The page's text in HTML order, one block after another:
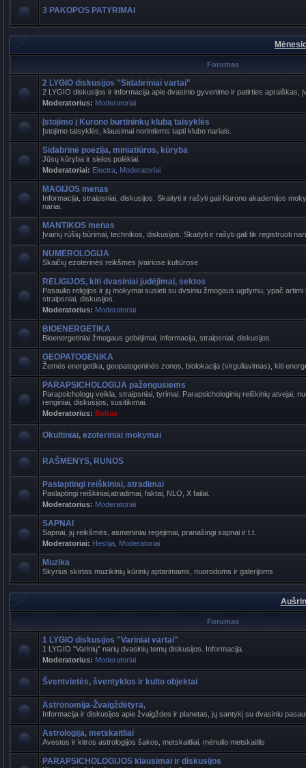
3 PAKOPOS PATYRIMAI
Forumas
2 LYGIO diskusijos "Sidabriniai vartai"
2 LYGIO diskusijos ir informacija apie dvasinio gyvenimo ir patirties apraiškas,
Moderatorius: Moderatoriai
Įstojimo į Kurono burtininkų klubą taisyklės
Įstojimo taisyklės, klausimai norintiems tapti klubo nariais.
Sidabrinė poezija, miniatiūros, kūryba
Jūsų kūryba ir sielos polėkiai.
Moderatoriai: Electra Moderatoriai
MAGIJOS menas
Informacija, straipsniai, diskusijos. Skaityti ir rašyti gali Kurono akademijos
nariai.
MANTIKOS menas
Įvairių rūšių būrimai, technikos, diskusijos. Skaityti ir rašyti gali tik registruoti
NUMEROLOGIJA
Skaičių ezoterinės reikšmės įvairiose kultūrose
RELIGIJOS, kiti dvasiniai judėjimai, sektos
Pasaulio religijos ir jų mokymai susieti su dvsiniu žmogaus ugdymu, ypač
straipsniai, diskusijos.
Moderatorius: Moderatoriai
BIOENERGETIKA
Bioenergetiniai žmogaus gebėjimai, informacija, straipsniai, diskusijos.
GEOPATOGENIKA
Žemės energetika, geopatogeninės zonos, biolokacija (virguliavimas), kiti
PARAPSICHOLOGIJA pažengusiems
Parapsichologų veikla, straipsniai, tyrimai. Parapsichologinių reiškinių atvejai,
renginiai, diskusijos, susitikimai.
Moderatorius: Baltas
Okultiniai, ezoteriniai mokymai
RAŠMENYS, RUNOS
Paslaptingi reiškiniai, atradimai
Paslaptingi reiškiniai,atradimai, faktai, NLO, X failai.
Moderatorius: Moderatoriai
SAPNAI
Sapnai, jų reikšmės, asmeniniai regėjimai, pranašingi sapnai ir t.t.
Moderatoriai: Hestija Moderatoriai
Muzika
Skyrius skirtas muzikinių kūrinių aptarimams, nuorodoms ir galerijoms
Forumas
1 LYGIO diskusijos "Variniai vartai"
1 LYGIO "Varinių" narių dvasinių temų diskusijos. Informacija.
Moderatorius: Moderatoriai
Šventvietės, šventyklos ir kulto objektai
Astronomija-Žvaigždėtyra,
Informacija ir diskusijos apie žvaigždes ir planetas, jų santykį su dvasiniu
Astrologija, metskaitliai
Avestos ir kitros astrologijos šakos, metskaitliai, mėnulio metskaitlis
PARAPSICHOLOGIJOS klausimai ir diskusijos